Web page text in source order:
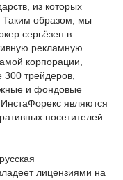
из которых
Таким образом, мы
серьёзен в
рекламную
корпорации,
300 трейдеров,
и фондовые
являются
посетителей.
лицензиями на